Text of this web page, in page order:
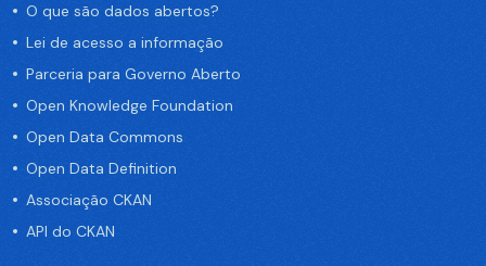
O que são dados abertos?
Lei de acesso a informação
Parceria para Governo Aberto
Open Knowledge Foundation
Open Data Commons
Open Data Definition
Associação CKAN
API do CKAN